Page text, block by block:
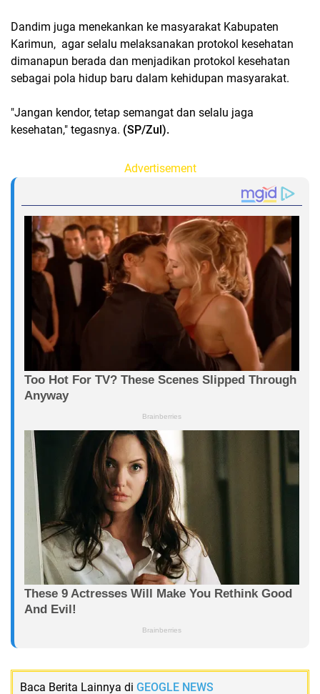
Dandim juga menekankan ke masyarakat Kabupaten
Karimun, agar selalu melaksanakan protokol kesehatan
dimanapun berada dan menjadikan protokol kesehatan
sebagai pola hidup baru dalam kehidupan masyarakat.
"Jangan kendor, tetap semangat dan selalu jaga
kesehatan," tegasnya. (SP/Zul).
Advertisement
Baca Berita Lainnya di GEOGLE NEWS